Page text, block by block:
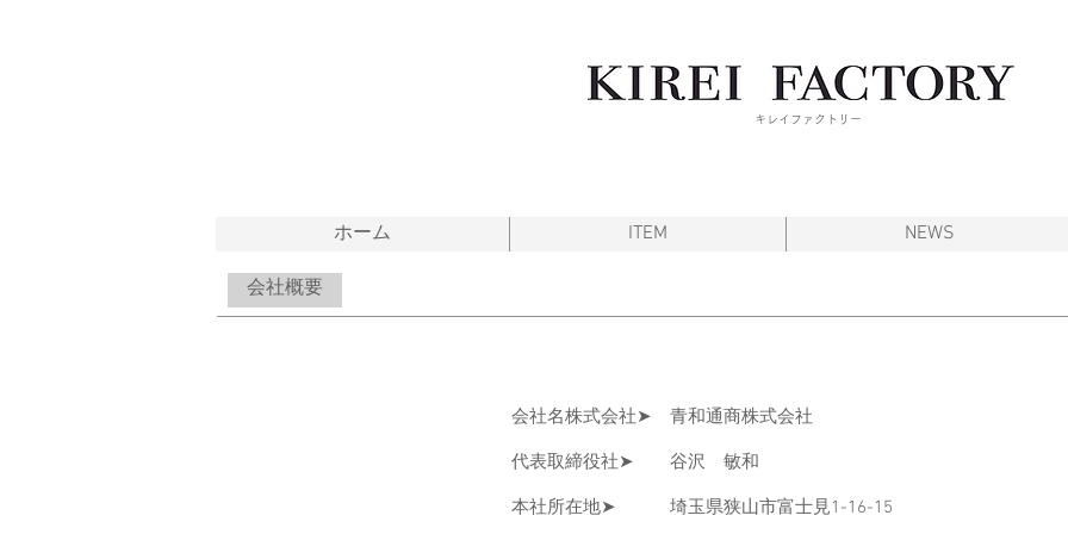
キレイファクトリー
ホーム ITEM NEWS
​ 会社概要
会社名株式会社➤ 青和通商株式会社
代表取締役社➤ 谷沢 敏和
本社所在地➤ 埼玉県狭山市富士見1-16-15